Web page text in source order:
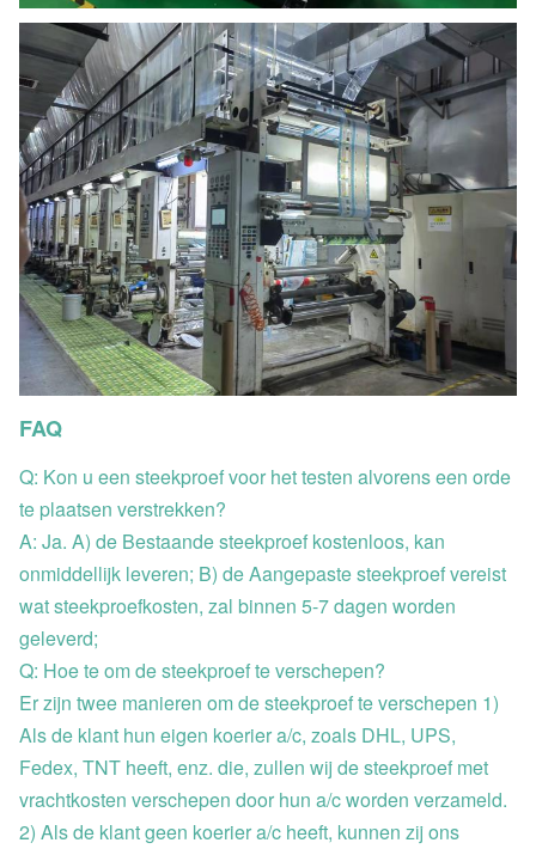
FAQ
Q: Kon u een steekproef voor het testen alvorens een orde
te plaatsen verstrekken?
A: Ja. A) de Bestaande steekproef kostenloos, kan
onmiddellijk leveren; B) de Aangepaste steekproef vereist
wat steekproefkosten, zal binnen 5-7 dagen worden
geleverd;
Q: Hoe te om de steekproef te verschepen?
Er zijn twee manieren om de steekproef te verschepen 1)
Als de klant hun eigen koerier a/c, zoals DHL, UPS,
Fedex, TNT heeft, enz. die, zullen wij de steekproef met
vrachtkosten verschepen door hun a/c worden verzameld.
2) Als de klant geen koerier a/c heeft, kunnen zij ons